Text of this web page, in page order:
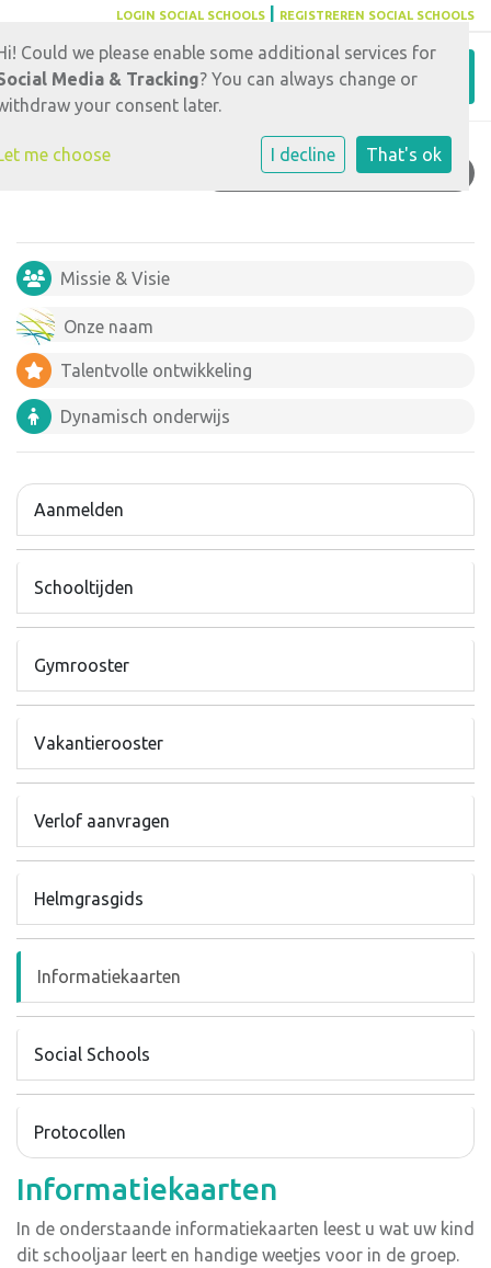
LOGIN SOCIAL SCHOOLS REGISTREREN SOCIAL SCHOOLS
INFORMATIEKAARTEN
Missie & Visie
Onze naam
Talentvolle ontwikkeling
Dynamisch onderwijs
Aanmelden
Schooltijden
Gymrooster
Vakantierooster
Verlof aanvragen
Helmgrasgids
Informatiekaarten
Social Schools
Protocollen
Informatiekaarten
In de onderstaande informatiekaarten leest u wat uw kind
dit schooljaar leert en handige weetjes voor in de groep.
Could we please enable some additional services for
Media & Tracking? You can always change or
your consent later.
me choose I decline That's ok